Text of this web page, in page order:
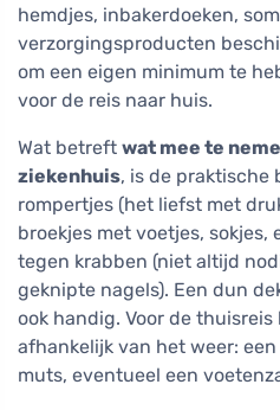
hemdjes, inbakerdoeken,
verzorgingsproducten
om een eigen minimum te
voor de reis naar huis.
Wat betreft wat mee te
ziekenhuis, is de praktische
rompertjes (het liefst met
broekjes met voetjes, sokjes,
tegen krabben (niet altijd
geknipte nagels). Een dun
ook handig. Voor de
afhankelijk van het weer:
muts, eventueel een